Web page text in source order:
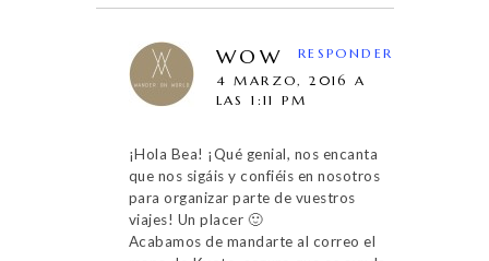
WOW
4 MARZO, 2016 A
LAS 1:11 PM
¡Hola Bea! ¡Qué genial, nos encanta
que nos sigáis y confiéis en nosotros
para organizar parte de vuestros
viajes! Un placer 🙂
Acabamos de mandarte al correo el
RESPONDER